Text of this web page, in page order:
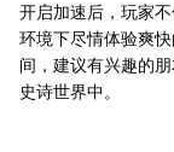
开启加速后，玩家
环境下尽情体验爽
间，建议有兴趣的
史诗世界中。